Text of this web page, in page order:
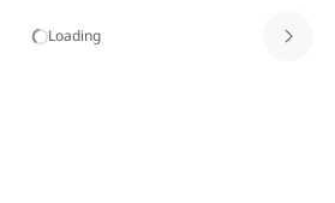
Loading